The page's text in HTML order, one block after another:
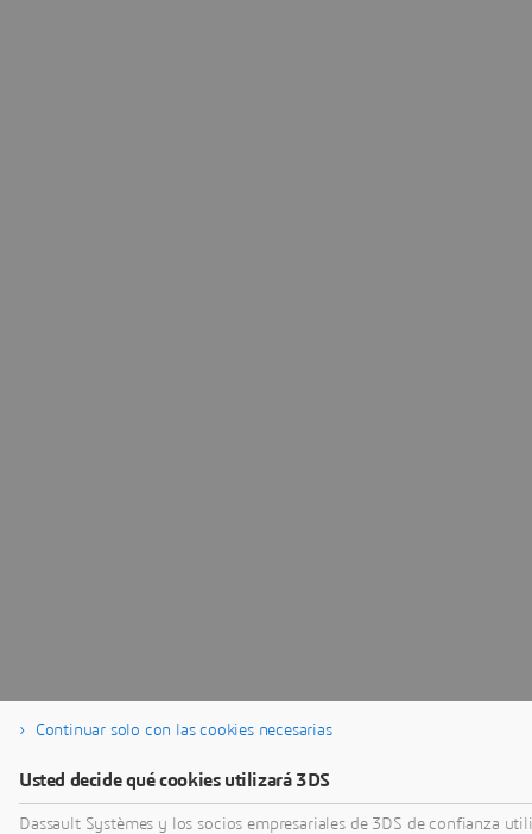
Continuar solo con las cookies necesarias
Usted decide qué cookies utilizará 3DS
Dassault Systèmes y los socios empresariales de 3DS de confianza